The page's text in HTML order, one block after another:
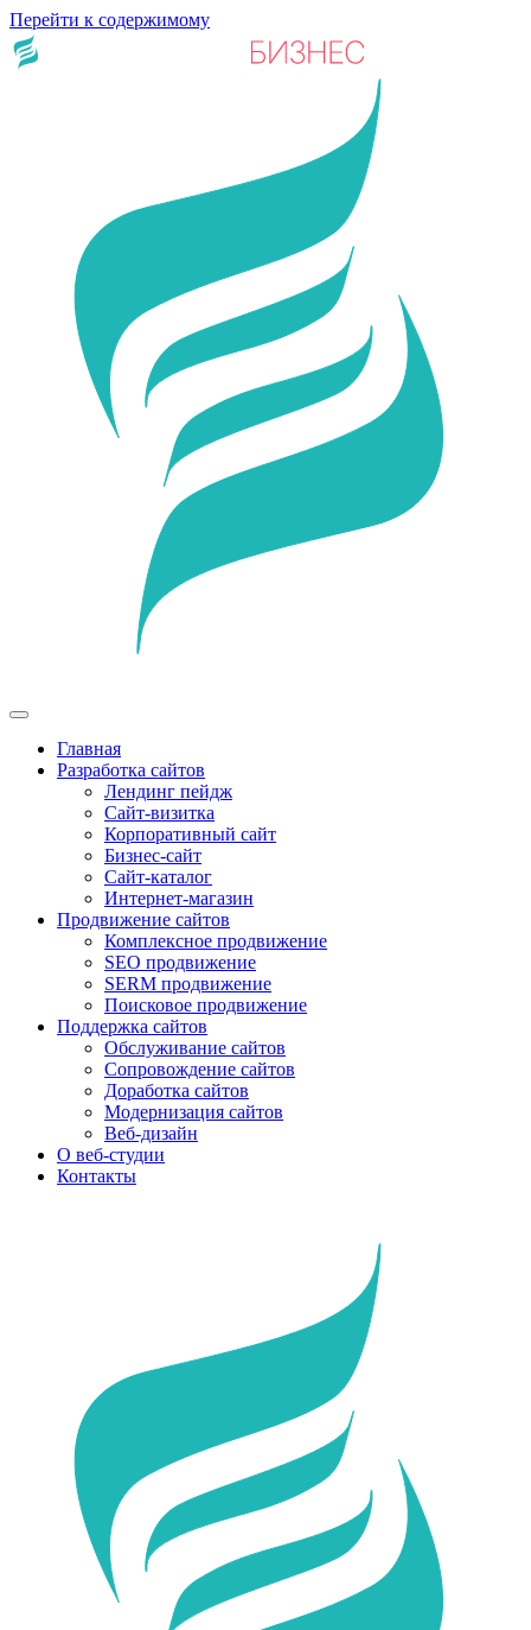
Перейти к содержимому
Главная
Разработка сайтов
Лендинг пейдж
Сайт-визитка
Корпоративный сайт
Бизнес-сайт
Сайт-каталог
Интернет-магазин
Продвижение сайтов
Комплексное продвижение
SEO продвижение
SERM продвижение
Поисковое продвижение
Поддержка сайтов
Обслуживание сайтов
Сопровождение сайтов
Доработка сайтов
Модернизация сайтов
Веб-дизайн
О веб-студии
Контакты